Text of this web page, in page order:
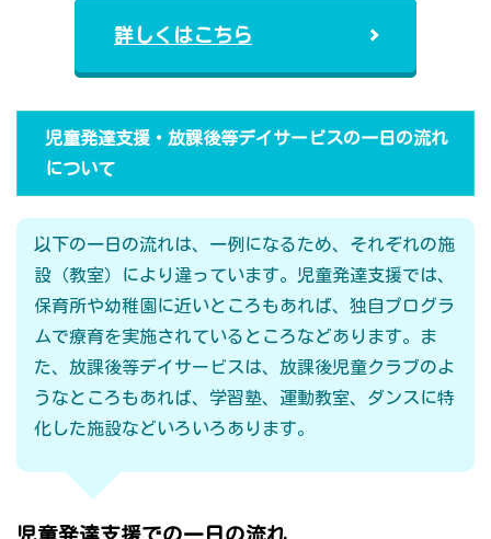
詳しくはこちら
児童発達支援・放課後等デイサービスの一日の流れ
について
以下の一日の流れは、一例になるため、それぞれの施
設（教室）により違っています。児童発達支援では、
保育所や幼稚園に近いところもあれば、独自プログラ
ムで療育を実施されているところなどあります。ま
た、放課後等デイサービスは、放課後児童クラブのよ
うなところもあれば、学習塾、運動教室、ダンスに特
化した施設などいろいろあります。
児童発達支援での一日の流れ